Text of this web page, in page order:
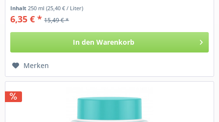
Inhalt 250 ml(25,40 € / Liter)
6,35 € * 15,49 € *
In den Warenkorb
Merken